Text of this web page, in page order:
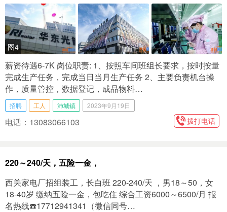
图4
薪资待遇6-7K 岗位职责: 1、按照车间班组长要求，按时按量
完成生产任务，完成当日当月生产任务 2、主要负责机台操
作，质量管控，数据登记，成品物料…
招聘 工人 沛城镇 2023年9月19日
电话：13083066103 拨打电话
220～240/天，五险一金，
西关家电厂招组装工，长白班 220-240/天 ，男18～50，女
18-40岁 缴纳五险一金，包吃住 综合工资6000～6500/月 报
名热线☎️17712941341（微信同号…